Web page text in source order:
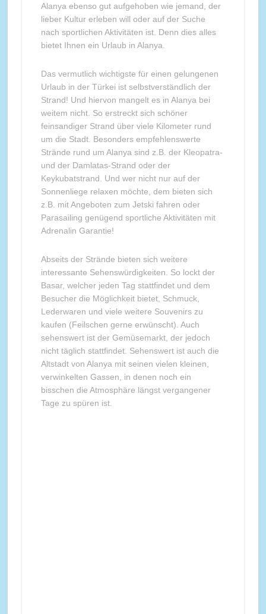
Alanya ebenso gut aufgehoben wie jemand, der
lieber Kultur erleben will oder auf der Suche
nach sportlichen Aktivitäten ist. Denn dies alles
bietet Ihnen ein Urlaub in Alanya.
Das vermutlich wichtigste für einen gelungenen
Urlaub in der Türkei ist selbstverständlich der
Strand! Und hiervon mangelt es in Alanya bei
weitem nicht. So erstreckt sich schöner
feinsandiger Strand über viele Kilometer rund
um die Stadt. Besonders empfehlenswerte
Strände rund um Alanya sind z.B. der Kleopatra-
und der Damlatas-Strand oder der
Keykubatstrand. Und wer nicht nur auf der
Sonnenliege relaxen möchte, dem bieten sich
z.B. mit Angeboten zum Jetski fahren oder
Parasailing genügend sportliche Aktivitäten mit
Adrenalin Garantie!
Abseits der Strände bieten sich weitere
interessante Sehenswürdigkeiten. So lockt der
Basar, welcher jeden Tag stattfindet und dem
Besucher die Möglichkeit bietet, Schmuck,
Lederwaren und viele weitere Souvenirs zu
kaufen (Feilschen gerne erwünscht). Auch
sehenswert ist der Gemüsemarkt, der jedoch
nicht täglich stattfindet. Sehenswert ist auch die
Altstadt von Alanya mit seinen vielen kleinen,
verwinkelten Gassen, in denen noch ein
bisschen die Atmosphäre längst vergangener
Tage zu spüren ist.